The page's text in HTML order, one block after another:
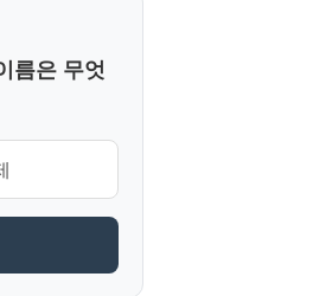
름은 무엇